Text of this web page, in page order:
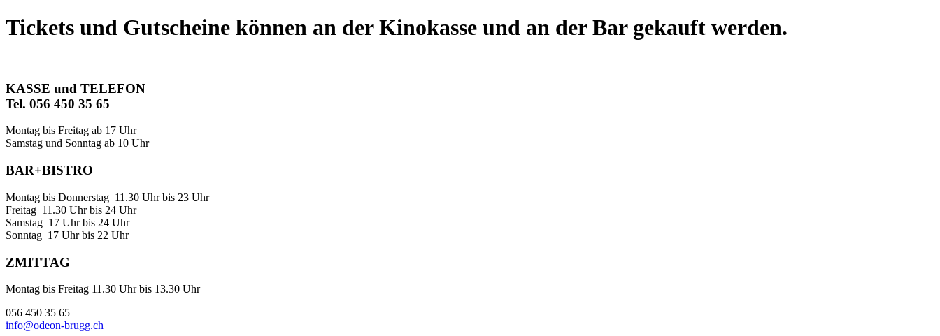
Tickets und Gutscheine können an der Kinokasse und an der Bar gekauft werden.
KASSE und TELEFON
Tel. 056 450 35 65
Montag bis Freitag ab 17 Uhr
Samstag und Sonntag ab 10 Uhr
BAR+BISTRO
Montag bis Donnerstag 11.30 Uhr bis 23 Uhr
Freitag 11.30 Uhr bis 24 Uhr
Samstag 17 Uhr bis 24 Uhr
Sonntag 17 Uhr bis 22 Uhr
ZMITTAG
Montag bis Freitag 11.30 Uhr bis 13.30 Uhr
056 450 35 65
info@odeon-brugg.ch